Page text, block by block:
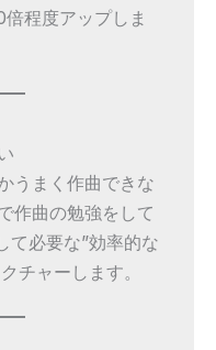
程度アップしま
うまく作曲できな
作曲の勉強をして
て必要な”効率的な
チャーします。